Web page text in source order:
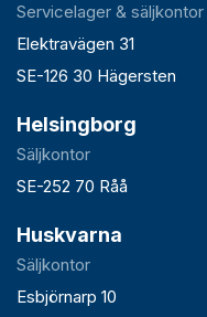
Servicelager & säljkontor
Elektravägen 31
SE-126 30 Hägersten
Helsingborg
Säljkontor
SE-252 70 Råå
Huskvarna
Säljkontor
Esbjörnarp 10